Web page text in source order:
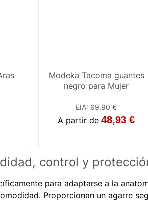
Modeka Tacoma guantes
negro para Mujer
EIA: 69,90 €
A partir de 48,93 €
control y
para adaptarse a la
Proporcionan un agarre